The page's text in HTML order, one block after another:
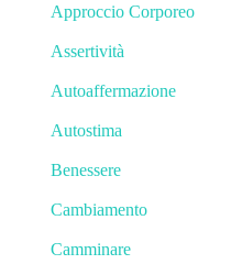
Approccio Corporeo
Assertività
Autoaffermazione
Autostima
Benessere
Cambiamento
Camminare